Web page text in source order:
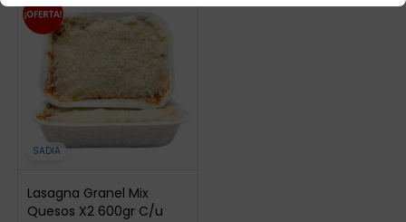
SADIA
Lasagna Granel Mix
Quesos X2 600gr C/u